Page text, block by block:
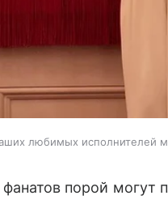
любимых исполнителей
порой могут